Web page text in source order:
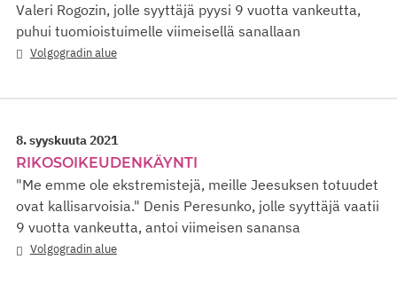
Valeri Rogozin, jolle syyttäjä pyysi 9 vuotta vankeutta,
puhui tuomioistuimelle viimeisellä sanallaan
Volgogradin alue
8. syyskuuta 2021
RIKOSOIKEUDENKÄYNTI
"Me emme ole ekstremistejä, meille Jeesuksen totuudet
ovat kallisarvoisia." Denis Peresunko, jolle syyttäjä vaatii
9 vuotta vankeutta, antoi viimeisen sanansa
Volgogradin alue